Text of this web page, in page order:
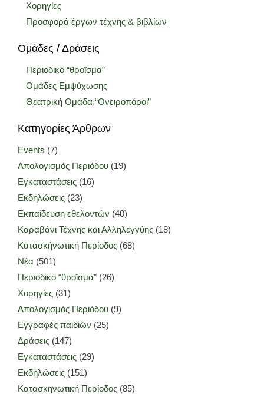
Χορηγίες
Προσφορά έργων τέχνης & βιβλίων
Ομάδες / Δράσεις
Περιοδικό “θροϊσμα”
Ομάδες Εμψύχωσης
Θεατρική Ομάδα “Ονειροπόροι”
Κατηγορίες Άρθρων
Events (7)
Απολογισμός Περιόδου (19)
Εγκαταστάσεις (16)
Εκδηλώσεις (23)
Εκπαίδευση εθελοντών (40)
Καραβάνι Τέχνης και Αλληλεγγύης (18)
Κατασκήνωτική Περίοδος (68)
Νέα (501)
Περιοδικό “θροϊσμα” (26)
Χορηγίες (31)
Απολογισμός Περιόδου (9)
Εγγραφές παιδιών (25)
Δράσεις (147)
Εγκαταστάσεις (29)
Εκδηλώσεις (151)
Κατασκηνωτική Περίοδος (85)